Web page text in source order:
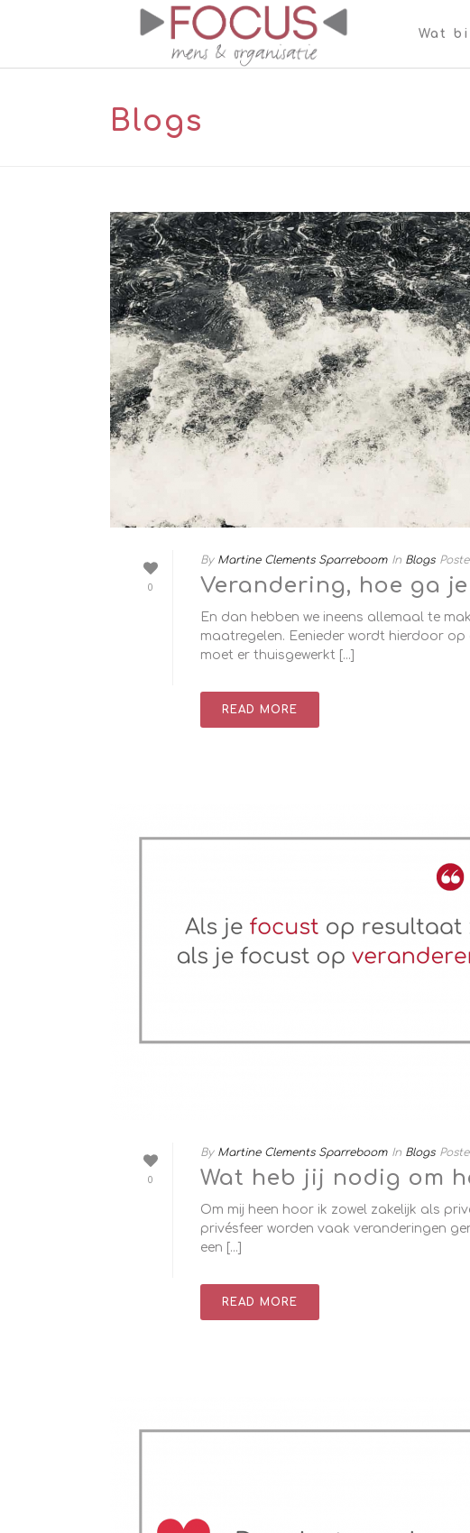
Wat
Blogs
0
By Martine Clements Sparreboom In Blogs
Verandering, hoe ga
En dan hebben we ineens allemaal te
maatregelen. Eenieder wordt hierdoor
moet er thuisgewerkt [...]
READ MORE
0
By Martine Clements Sparreboom In Blogs
Wat heb jij nodig om
Om mij heen hoor ik zowel zakelijk als
privésfeer worden vaak veranderingen
een [...]
READ MORE